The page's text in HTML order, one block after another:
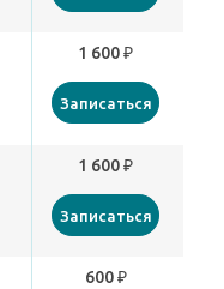
1 600 ₽
Записаться
1 600 ₽
Записаться
600 ₽